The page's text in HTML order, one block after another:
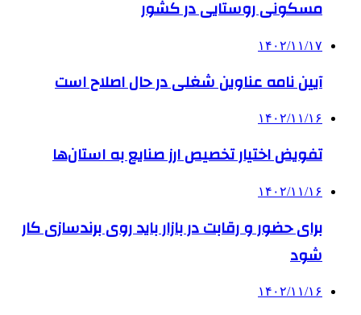
مسکونی روستایی در کشور
۱۴۰۲/۱۱/۱۷
آیین نامه عناوین شغلی در حال اصلاح است
۱۴۰۲/۱۱/۱۶
تفویض اختیار تخصیص ارز صنایع به استان‌ها
۱۴۰۲/۱۱/۱۶
برای حضور و رقابت در بازار باید روی برندسازی کار
شود
۱۴۰۲/۱۱/۱۶